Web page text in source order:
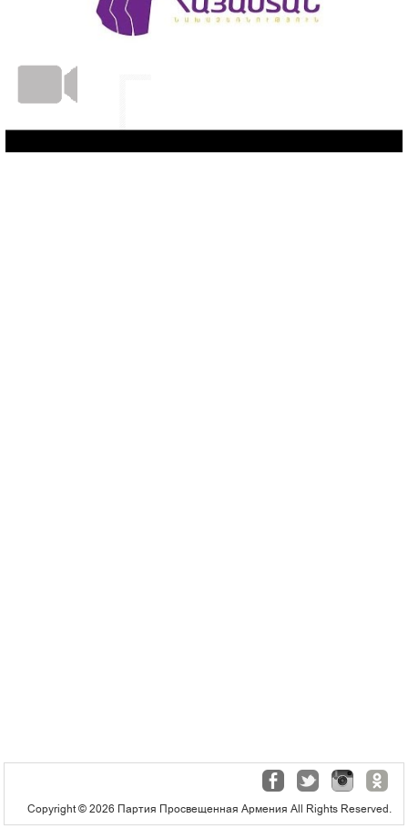
Copyright © 2026 Партия Просвещенная Армения All Rights Reserved.